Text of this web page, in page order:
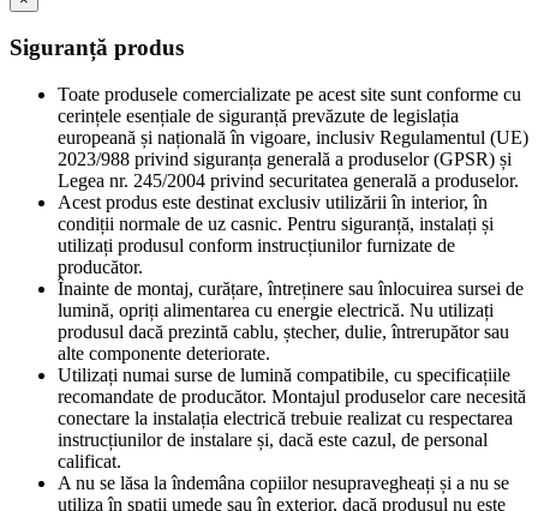
Siguranță produs
Toate produsele comercializate pe acest site sunt conforme cu
cerințele esențiale de siguranță prevăzute de legislația
europeană și națională în vigoare, inclusiv Regulamentul (UE)
2023/988 privind siguranța generală a produselor (GPSR) și
Legea nr. 245/2004 privind securitatea generală a produselor.
Acest produs este destinat exclusiv utilizării în interior, în
condiții normale de uz casnic. Pentru siguranță, instalați și
utilizați produsul conform instrucțiunilor furnizate de
producător.
Înainte de montaj, curățare, întreținere sau înlocuirea sursei de
lumină, opriți alimentarea cu energie electrică. Nu utilizați
produsul dacă prezintă cablu, ștecher, dulie, întrerupător sau
alte componente deteriorate.
Utilizați numai surse de lumină compatibile, cu specificațiile
recomandate de producător. Montajul produselor care necesită
conectare la instalația electrică trebuie realizat cu respectarea
instrucțiunilor de instalare și, dacă este cazul, de personal
calificat.
A nu se lăsa la îndemâna copiilor nesupravegheați și a nu se
utiliza în spații umede sau în exterior, dacă produsul nu este